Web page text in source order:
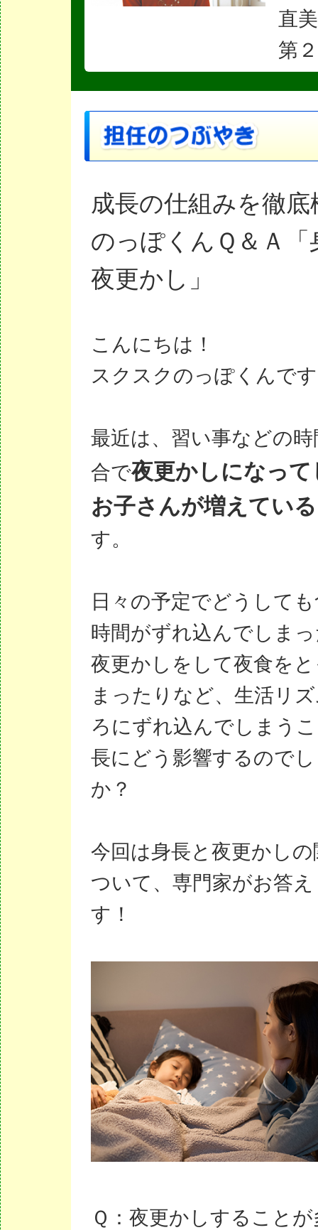
直
第
成長の仕組みを徹底
のっぽくんＱ＆Ａ「
夜更かし」
こんにちは！
スクスクのっぽくんで
最近は、習い事などの時
合で夜更かしになって
お子さんが増えている
す。
日々の予定でどうして
時間がずれ込んでしま
夜更かしをして夜食を
まったりなど、生活リ
ろにずれ込んでしまう
長にどう影響するので
か？
今回は身長と夜更かし
ついて、専門家がお答
す！
Ｑ：夜更かしすること